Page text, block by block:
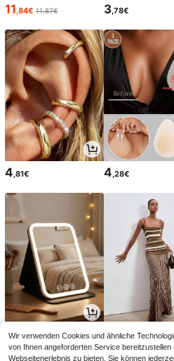
11,84€ 11,87€ 3,78€
4,81€ 4,28€
3,98€ 22,49€
Wir verwenden Cookies und ähnliche
von Ihnen angeforderten Service
Webseitenerlebnis zu bieten. Sie können